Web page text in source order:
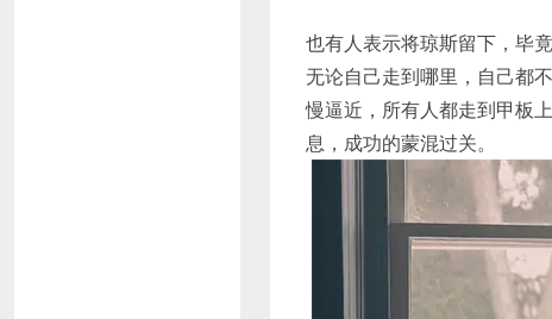
也有人表示将琼斯留下，毕
无论自己走到哪里，自己都
慢逼近，所有人都走到甲板
息，成功的蒙混过关。